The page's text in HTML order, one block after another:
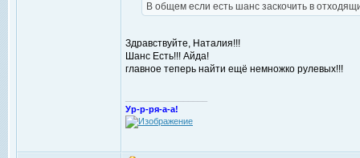
В общем если есть шанс заскочить в
Здравствуйте, Наталия!!!
Шанс Есть!!! Айда!
главное теперь найти ещё немножко рулевых!!!
Ур-р-ря-а-а!